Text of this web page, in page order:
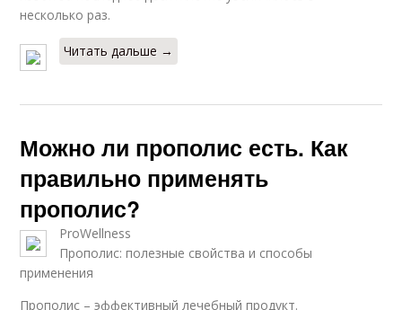
несколько раз.
Читать дальше →
Можно ли прополис есть. Как
правильно применять
прополис?
ProWellness
Прополис: полезные свойства и способы
применения
Прополис – эффективный лечебный продукт.